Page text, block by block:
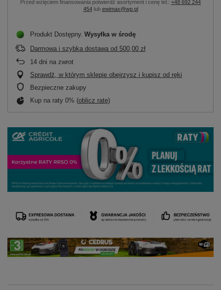
Przed wzięciem finansowania potwierdź asortyment i cenę tel.: +48 692 244
454lub ewimax@wp.pl
Produkt Dostępny Wysyłka w środę
Darmowa i szybka dostawa od 500,00 zł
14 dni na zwrot
Sprawdź, w którym sklepie obejrzysz i kupisz od ręki
Bezpieczne zakupy
Kup na raty 0% (oblicz ratę)